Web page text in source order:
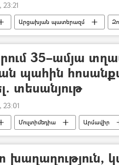
Արցախյան պատերազմ
35–ամյա
պահին
տեսանյութ
Մուլտիմեդիա Արմավիր